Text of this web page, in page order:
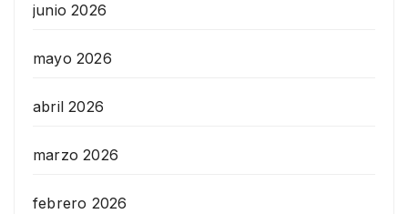
junio 2026
mayo 2026
abril 2026
marzo 2026
febrero 2026